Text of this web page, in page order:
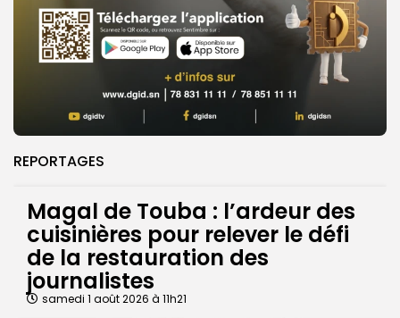
REPORTAGES
Magal de Touba : l’ardeur des
cuisinières pour relever le défi
de la restauration des
journalistes
samedi 1 août 2026 à 11h21